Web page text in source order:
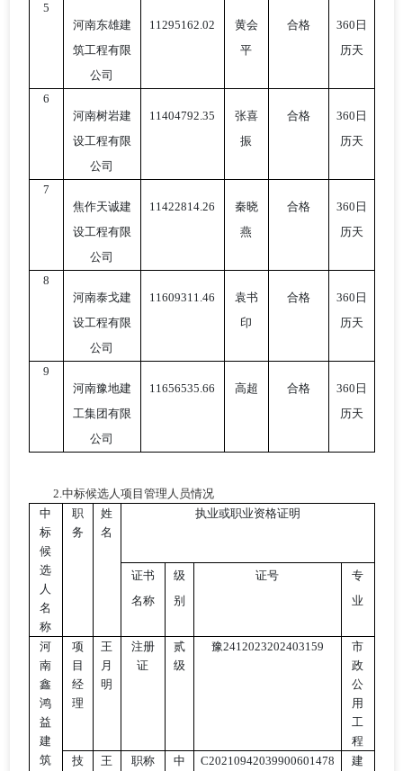
5
河南东雄建
筑工程有限
公司
11295162.02
黄会
平
合格
360日
历天
6
河南树岩建
设工程有限
公司
11404792.35
张喜
振
合格
360日
历天
7
焦作天诚建
设工程有限
公司
11422814.26
秦晓
燕
合格
360日
历天
8
河南泰戈建
设工程有限
公司
11609311.46
袁书
印
合格
360日
历天
9
河南豫地建
工集团有限
公司
11656535.66 高超 合格
360日
历天
2.中标候选人项目管理人员情况
中
标
候
选
人
名
称
职
务
姓
名
执业或职业资格证明
证书
名称
级
别
证号
专
业
河
南
鑫
鸿
益
建
筑
项
目
经
理
王
月
明
注册
证
贰
级
豫2412023202403159
市
政
公
用
工
程
技
王
职称
中
C20210942039900601478
建